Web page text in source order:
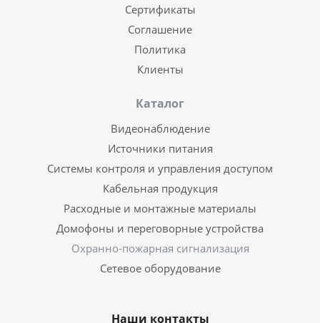
Сертификаты
Соглашение
Политика
Клиенты
Каталог
Видеонаблюдение
Источники питания
Системы контроля и управления доступом
Кабельная продукция
Расходные и монтажные материалы
Домофоны и переговорные устройства
Охранно-пожарная сигнализация
Сетевое оборудование
Наши контакты